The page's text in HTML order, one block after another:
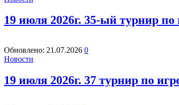
19 июля 2026г. 35-ый турнир
Обновлено: 21.07.2026 0
Новости
19 июля 2026г. 37 турнир по